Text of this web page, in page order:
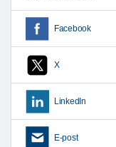
Facebook
X
LinkedIn
E-post